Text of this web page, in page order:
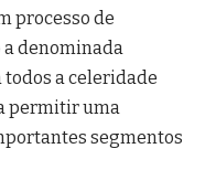
processo de
denominada
todos a celeridade
permitir uma
segmentos